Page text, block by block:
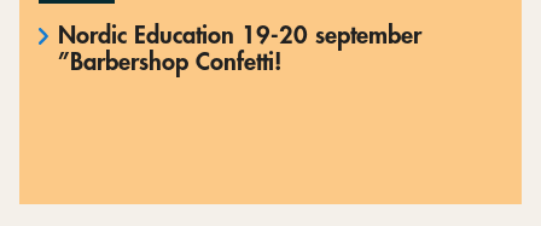
Nordic Education 19-20 september
”Barbershop Confetti!